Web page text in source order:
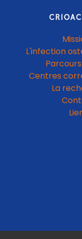
L'infection
Centres
La